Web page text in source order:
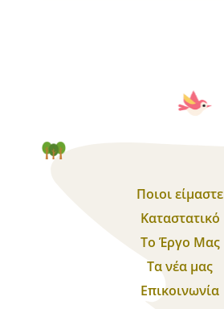
Ποιοι είμαστε
Καταστατικό
Το Έργο Μας
Τα νέα μας
Επικοινωνία